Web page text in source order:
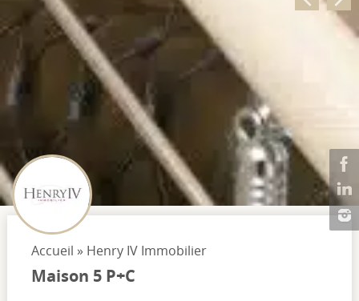
Accueil » Henry IV Immobilier
Maison 5 P+C